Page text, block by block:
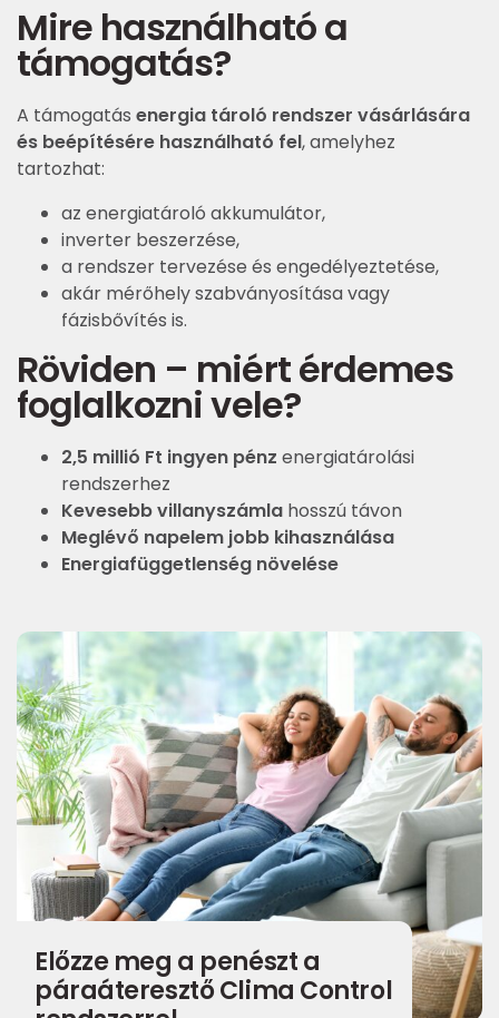
Mire használható a
támogatás?
A támogatás energia tároló rendszer vásárlására
és beépítésére használható fel, amelyhez
tartozhat:
az energiatároló akkumulátor,
inverter beszerzése,
a rendszer tervezése és engedélyeztetése,
akár mérőhely szabványosítása vagy
fázisbővítés is.
Röviden – miért érdemes
foglalkozni vele?
2,5 millió Ft ingyen pénz energiatárolási
rendszerhez
Kevesebb villanyszámla hosszú távon
Meglévő napelem jobb kihasználása
Energiafüggetlenség növelése
Előzze meg a penészt a
páraáteresztő Clima Control